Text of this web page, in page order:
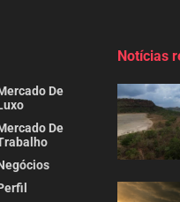
De
De
Notícias